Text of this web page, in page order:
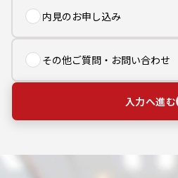
内見のお申し込み
その他ご質問・お問い合わせ
入力へ進む